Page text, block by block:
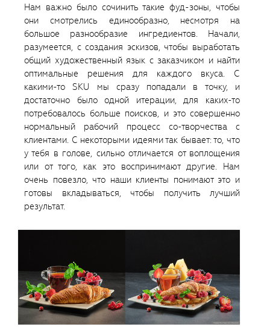
Нам важно было сочинить такие фуд-зоны, чтобы
они смотрелись единообразно, несмотря на
большое разнообразие ингредиентов. Начали,
разумеется, с создания эскизов, чтобы выработать
общий художественный язык с заказчиком и найти
оптимальные решения для каждого вкуса. С
какими-то SKU мы сразу попадали в точку, и
достаточно было одной итерации, для каких-то
потребовалось больше поисков, и это совершенно
нормальный рабочий процесс со-творчества с
клиентами. С некоторыми идеями так бывает: то, что
у тебя в голове, сильно отличается от воплощения
или от того, как это воспринимают другие. Нам
очень повезло, что наши клиенты понимают это и
готовы вкладываться, чтобы получить лучший
результат.